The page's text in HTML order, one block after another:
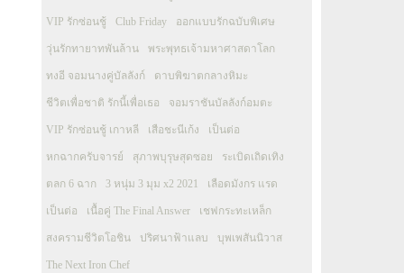
VIP รักซ่อนชู้ Club Friday ออกแบบรักฉบับพิเศษ
วุ่นรักทายาทพันล้าน พระพุทธเจ้ามหาศาสดาโลก
ทงอี จอมนางคู่บัลลังก์ ดาบพิฆาตกลางหิมะ
ชีวิตเพื่อชาติ รักนี้เพื่อเธอ จอมราชันบัลลังก์อมตะ
VIP รักซ่อนชู้ เกาหลี เสือชะนีเก้ง เป็นต่อ
หกฉากครับจารย์ สุภาพบุรุษสุดซอย ระเบิดเถิดเทิง
ตลก 6 ฉาก 3 หนุ่ม 3 มุม x2 2021 เลือดมังกร แรด
เป็นต่อ เนื้อคู่ The Final Answer เชฟกระทะเหล็ก
สงครามชีวิตโอชิน ปริศนาฟ้าแลบ บุพเพสันนิวาส
The Next Iron Chef